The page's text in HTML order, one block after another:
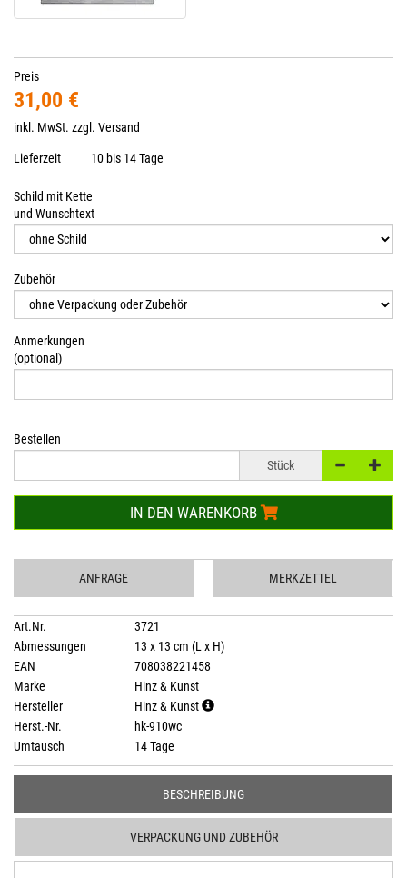
Preis
31,00 €
inkl. MwSt. zzgl. Versand
Lieferzeit 10 bis 14 Tage
Schild mit Kette
und Wunschtext
Zubehör
Anmerkungen
(optional)
Bestellen
Stück
IN DEN WARENKORB
ANFRAGE MERKZETTEL
Art.Nr.
3721
Abmessungen
13 x 13 cm (L x H)
EAN
708038221458
Marke
Hinz & Kunst
Hersteller
Hinz & Kunst
Herst.-Nr.
hk-910wc
Umtausch
14 Tage
BESCHREIBUNG
VERPACKUNG UND ZUBEHÖR